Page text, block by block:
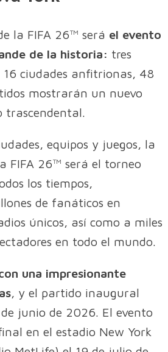
la FIFA 26™ será el evento
de la historia: tres
ciudades anfitrionas, 48
mostrarán un nuevo
trascendental.
equipos y juegos, la
FIFA 26™ será el torneo
los tiempos,
de fanáticos en
únicos, así como a miles
en todo el mundo.
una impresionante
, y el partido inaugural
junio de 2026. El evento
en el estadio New York